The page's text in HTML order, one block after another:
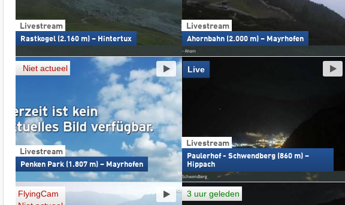
Livestream
Rastkogel (2.160 m) – Hintertux
Livestream
Ahornbahn (2.000 m) – Mayrhofen
Niet actueel
Livestream
Penken Park (1.807 m) – Mayrhofen
Livestream
Paulerhof - Schwendberg (860 m) –
Hippach
Live
FlyingCam
3 uur geleden